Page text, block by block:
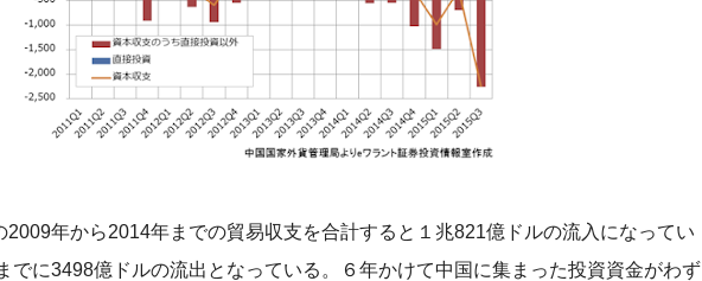
2009年から2014年までの貿易収支を合計すると１兆821億ドルの流入になってい
でに3498億ドルの流出となっている。６年かけて中国に集まった投資資金がわず